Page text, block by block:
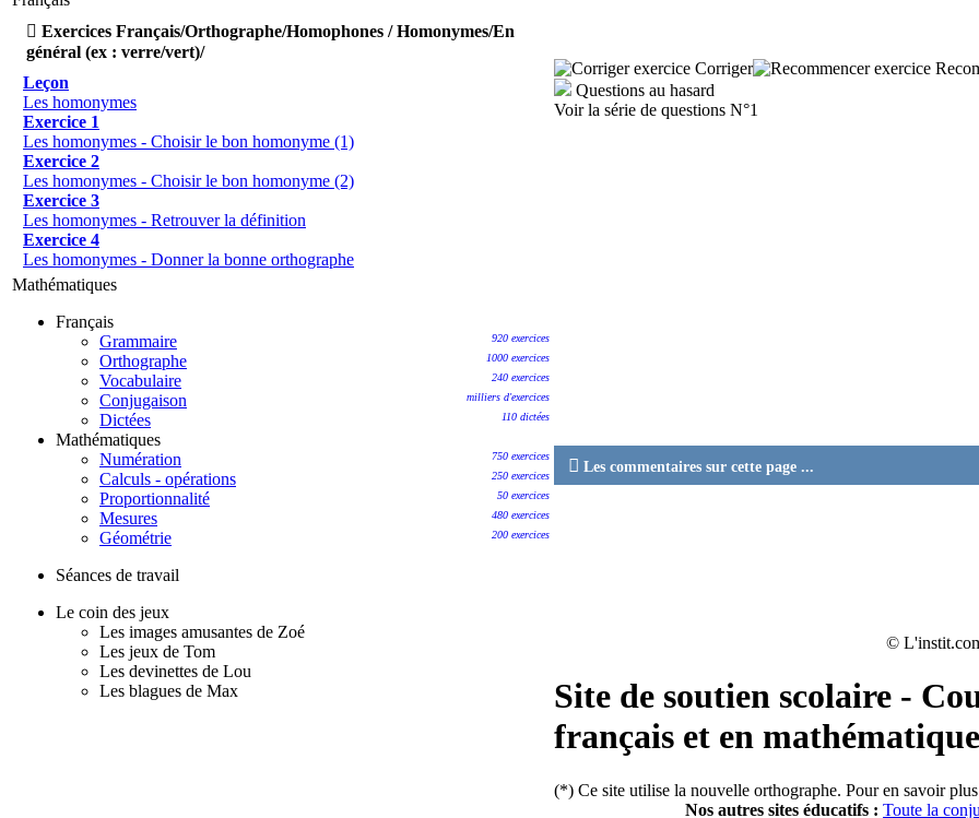
 Exercices Français/Orthographe/Homophones / Homonymes/En
général (ex : verre/vert)/
Leçon
Les homonymes
Exercice 1
Les homonymes - Choisir le bon homonyme (1)
Exercice 2
Les homonymes - Choisir le bon homonyme (2)
Exercice 3
Les homonymes - Retrouver la définition
Exercice 4
Les homonymes - Donner la bonne orthographe
Mathématiques
Français
920 exercices
Grammaire
1000 exercices
Orthographe
240 exercices
Vocabulaire
milliers d'exercices
Conjugaison
110 dictées
Dictées
Mathématiques
750 exercices
Numération
250 exercices
Calculs - opérations
50 exercices
Proportionnalité
480 exercices
Mesures
200 exercices
Géométrie
Séances de travail
Le coin des jeux
Les images amusantes de Zoé
Les jeux de Tom
Les devinettes de Lou
Les blagues de Max
Corriger
Questions au hasard
Voir la série de questions N°1
 Les commentaires sur cette page ...
©
Site de soutien scolaire -
français et en
(*) Ce site utilise la nouvelle orthographe. Pour en savoir
Nos autres sites éducatifs : Toute la